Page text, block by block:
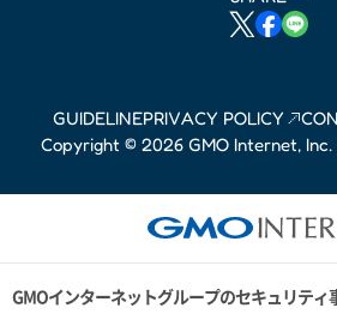
GUIDELINEPRIVACY POLICY
Copyright © 2026 GMO Internet,
GMOインターネットグループのセキュリティ